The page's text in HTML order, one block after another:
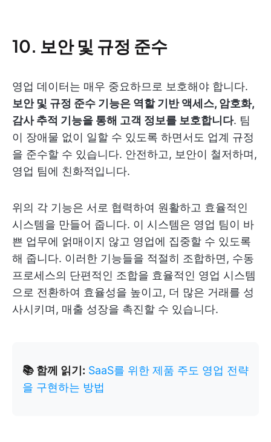
10. 보안 및 규정 준수
영업 데이터는 매우 중요하므로 보호해야 합니다.
보안 및 규정 준수 기능은 역할 기반 액세스, 암호화,
감사 추적 기능을 통해 고객 정보를 보호합니다. 팀
이 장애물 없이 일할 수 있도록 하면서도 업계 규정
을 준수할 수 있습니다. 안전하고, 보안이 철저하며,
영업 팀에 친화적입니다.
위의 각 기능은 서로 협력하여 원활하고 효율적인
시스템을 만들어 줍니다. 이 시스템은 영업 팀이 바
쁜 업무에 얽매이지 않고 영업에 집중할 수 있도록
해 줍니다. 이러한 기능들을 적절히 조합하면, 수동
프로세스의 단편적인 조합을 효율적인 영업 시스템
으로 전환하여 효율성을 높이고, 더 많은 거래를 성
사시키며, 매출 성장을 촉진할 수 있습니다.
📚 함께 읽기: SaaS를 위한 제품 주도 영업 전략
을 구현하는 방법